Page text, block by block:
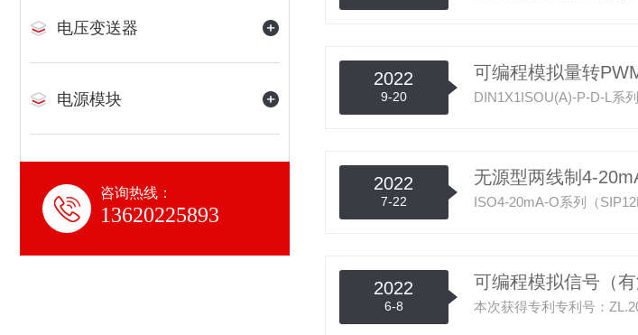
电压变送器
电源模块
咨询热线：
13620225893
2022
9-20
可编程模拟量转
2022
7-22
无源型两线制4-
2022
6-8
可编程模拟信号（